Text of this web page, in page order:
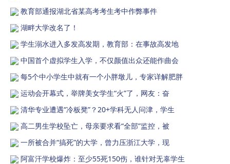
教育部通报湖北省某高考考生考中作弊事件
湖畔大学改名了！
学生溺水进入多发高发期，教育部：在事故高发地
中国首个虚拟学生入学，不仅颜值出众还能作曲会
每5个中小学生中就有一个小胖墩儿，专家详解肥胖
运动会开幕式，举牌美女学生“火”了，网友：奋
清华专业遭遇“冷板凳”？20+学科无人问津，学生
高二男生学校坠亡，母亲要求看“全部”监控，被
一所被合并“搞死”的大学，曾力压浙江大学，现
阿富汗学校爆炸：至少55死150伤，谁针对无辜学生